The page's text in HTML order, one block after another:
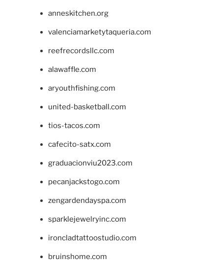
anneskitchen.org
valenciamarketytaqueria.com
reefrecordsllc.com
alawaffle.com
aryouthfishing.com
united-basketball.com
tios-tacos.com
cafecito-satx.com
graduacionviu2023.com
pecanjackstogo.com
zengardendayspa.com
sparklejewelryinc.com
ironcladtattoostudio.com
bruinshome.com